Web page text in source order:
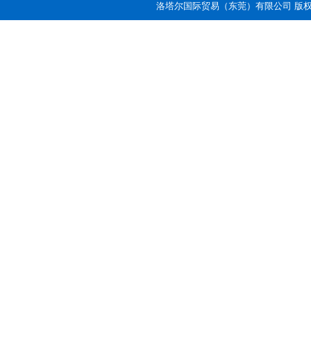
洛塔尔国际贸易（东莞）有限公司 版